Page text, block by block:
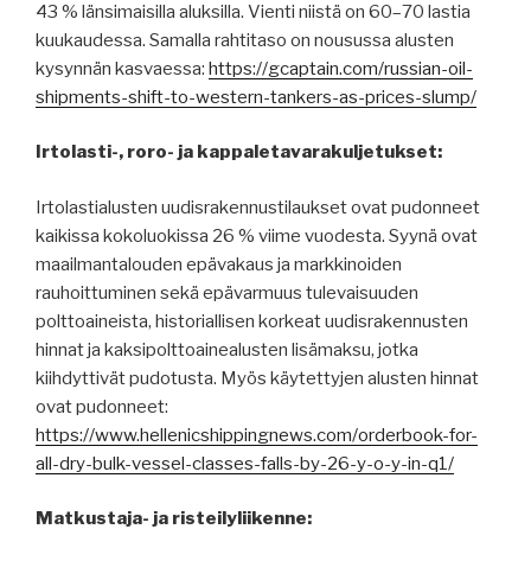
43 % länsimaisilla aluksilla. Vienti niistä on 60–70 lastia
kuukaudessa. Samalla rahtitaso on nousussa alusten
kysynnän kasvaessa: https://gcaptain.com/russian-oil-
shipments-shift-to-western-tankers-as-prices-slump/
Irtolasti-, roro- ja kappaletavarakuljetukset:
Irtolastialusten uudisrakennustilaukset ovat pudonneet
kaikissa kokoluokissa 26 % viime vuodesta. Syynä ovat
maailmantalouden epävakaus ja markkinoiden
rauhoittuminen sekä epävarmuus tulevaisuuden
polttoaineista, historiallisen korkeat uudisrakennusten
hinnat ja kaksipolttoainealusten lisämaksu, jotka
kiihdyttivät pudotusta. Myös käytettyjen alusten hinnat
ovat pudonneet:
https://www.hellenicshippingnews.com/orderbook-for-
all-dry-bulk-vessel-classes-falls-by-26-y-o-y-in-q1/
Matkustaja- ja risteilyliikenne: